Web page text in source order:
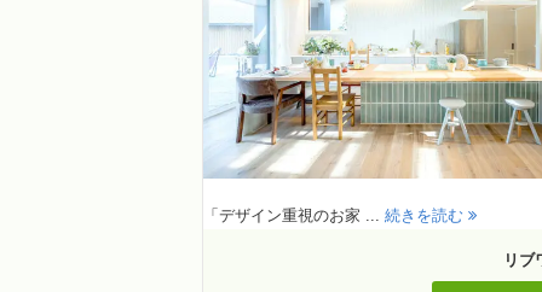
「デザイン重視のお家 ... 続きを読む
リブ